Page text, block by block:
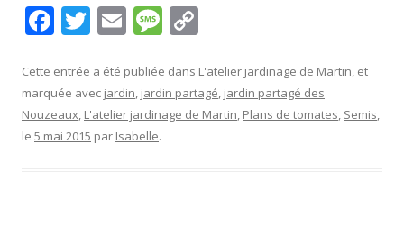
F
e
b
o
T
itt
er
E
ai
l
M
ss
a
p
y
Cette entrée a été publiée dans L'atelier jardinage de Martin, et
marquée avec jardin, jardin partagé, jardin partagé des
Nouzeaux, L'atelier jardinage de Martin, Plans de tomates, Semis,
le 5 mai 2015 par Isabelle.